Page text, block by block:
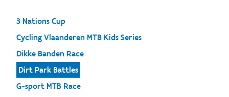
3 Nations Cup
Cycling Vlaanderen MTB Kids Series
Dikke Banden Race
Dirt Park Battles
G-sport MTB Race